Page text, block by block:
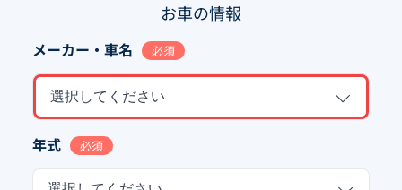
お車の情報
メーカー・車名 必須
選択してください
年式 必須